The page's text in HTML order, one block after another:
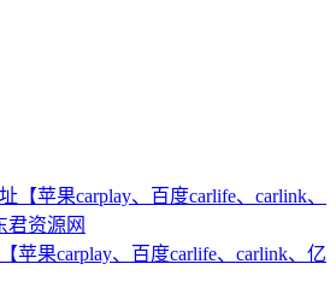
苹果carplay、百度carlife、carlink、亿